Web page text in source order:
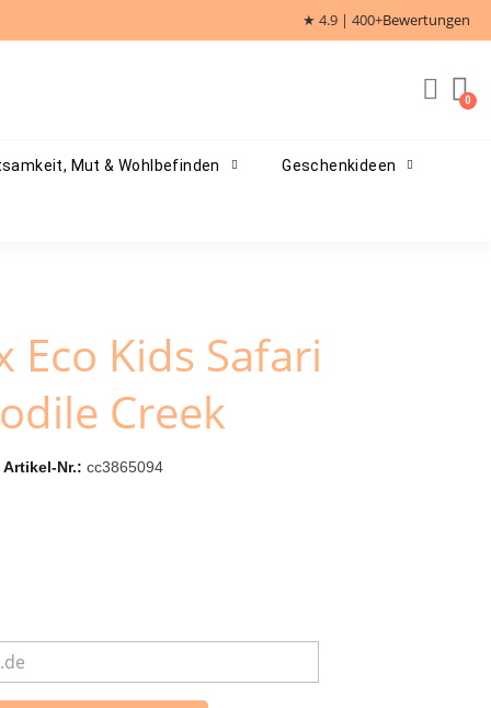
★ 4.9 | 400+Bewertungen
Mut & Wohlbefinden Geschenkideen
Eco Kids Safari
Creek
Artikel-Nr. cc3865094